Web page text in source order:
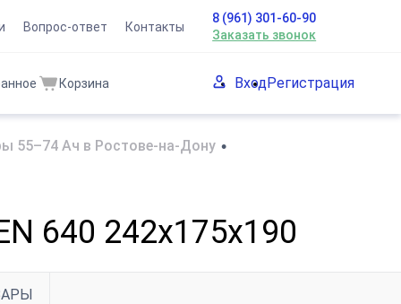
Вопрос-ответ Контакты
8 (961) 301-60-90
Заказать звонок
Корзина ВходРегистрация
55–74 Ач в Ростове-на-Дону •
640 242х175х190